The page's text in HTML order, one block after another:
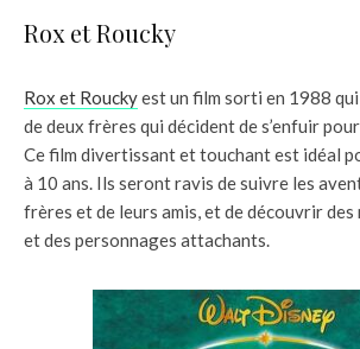
Rox et Roucky
Rox et Rouckyest un film sorti en 1988
de deux frères qui décident de s’enfuir
Ce film divertissant et touchant est idéal
à 10 ans. Ils seront ravis de suivre les
frères et de leurs amis, et de découvrir des
et des personnages attachants.